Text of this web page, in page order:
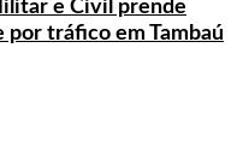
e Civil prende
por tráfico em Tambaú